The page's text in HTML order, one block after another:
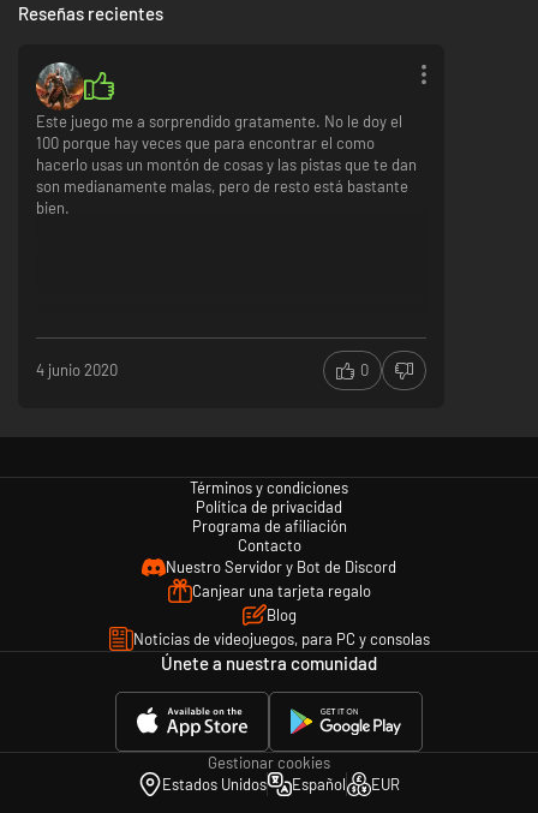
Reseñas recientes
Este juego me a sorprendido gratamente. No le doy el
100 porque hay veces que para encontrar el como
hacerlo usas un montón de cosas y las pistas que te dan
son medianamente malas, pero de resto está bastante
bien.
4 junio 2020 0
Términos y condiciones
Política de privacidad
Programa de afiliación
Contacto
Nuestro Servidor y Bot de Discord
Canjear una tarjeta regalo
Blog
Noticias de videojuegos, para PC y consolas
Únete a nuestra comunidad
Gestionar cookies
Estados Unidos
Español EUR